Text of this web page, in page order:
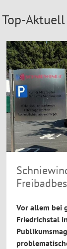
Top-Aktuell
Vor allem bei
Friedrichstal